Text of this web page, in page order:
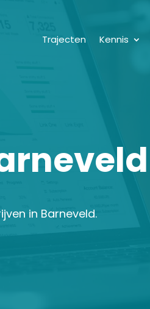
Trajecten Kennis
in Barneveld.